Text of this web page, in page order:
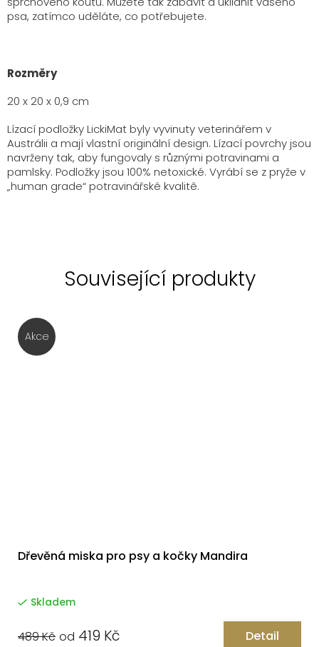
Související produkty
Akce
Dřevěná miska pro psy a kočky Mandira
Skladem
489 Kč od 419 Kč Detail
psa, zatímco uděláte, co potřebujete.
Rozměry
20 x 20 x 0,9 cm
Lízací podložky LickiMat byly vyvinuty veterinářem v
Austrálii a mají vlastní originální design. Lízací povrchy jsou
navrženy tak, aby fungovaly s různými potravinami a
pamlsky. Podložky jsou 100% netoxické. Vyrábí se z pryže v
„human grade“ potravinářské kvalitě.